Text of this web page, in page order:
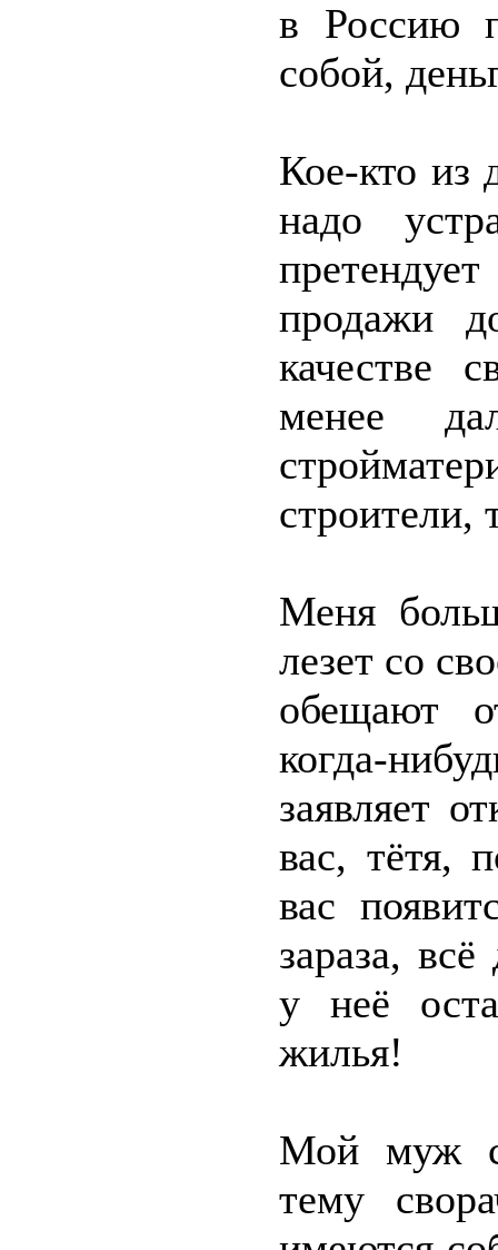
в Россию
собой,
Кое-кто из
надо
продажи
качестве
менее
строители,
Меня
лезет со
обещают
когда-
заявляет
вас, тётя,
вас
зараза,
у неё
жилья!
Мой муж
тему